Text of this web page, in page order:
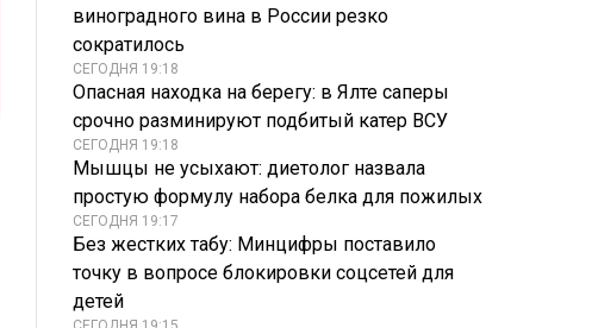
виноградного вина в России резко
сократилось
СЕГОДНЯ 19:18
Опасная находка на берегу: в Ялте саперы
срочно разминируют подбитый катер ВСУ
СЕГОДНЯ 19:18
Мышцы не усыхают: диетолог назвала
простую формулу набора белка для пожилых
СЕГОДНЯ 19:17
Без жестких табу: Минцифры поставило
точку в вопросе блокировки соцсетей для
детей